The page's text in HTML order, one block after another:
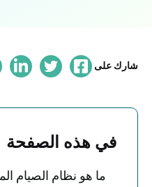
شارك على
في هذه الصفحة
ما هو نظام الصيام